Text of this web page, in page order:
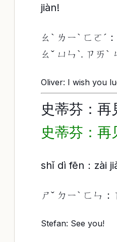
jiàn!
ㄠˋ ㄌㄧˋ ㄈㄛˊ
ㄠˇ ㄩㄣˋ. ㄗㄞˋ
Oliver: I wish you
史蒂芬：再
史蒂芬：再
shǐ dì fēn：zài
ㄕˇ ㄉㄧˋ ㄈㄣ
Stefan: See you!